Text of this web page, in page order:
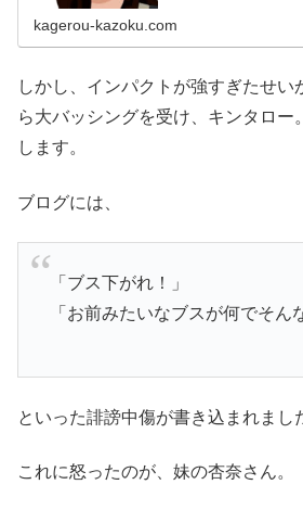
kagerou-kazoku.com
しかし、インパクトが強すぎたせい
ら大バッシングを受け、キンタロー
します。
ブログには、
「ブス下がれ！」
「お前みたいなブスが何でそん
といった誹謗中傷が書き込まれまし
これに怒ったのが、妹の杏奈さん。